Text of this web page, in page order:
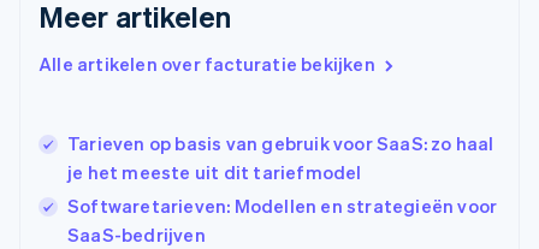
Meer artikelen
Alle artikelen over facturatie bekijken
Tarieven op basis van gebruik voor SaaS: zo haal
je het meeste uit dit tariefmodel
Softwaretarieven: Modellen en strategieën voor
SaaS-bedrijven
Hongarije
Hongkong SAR, China
English
English
Italië
ItalianoEnglish